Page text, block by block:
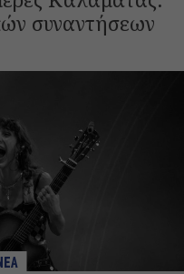
συναντήσεων